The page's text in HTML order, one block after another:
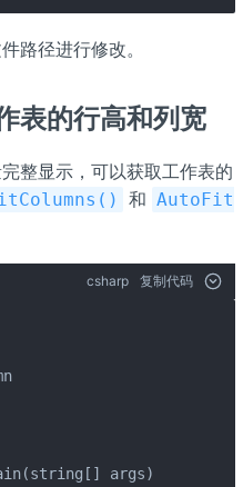
路径进行修改。
表的行高和列宽
整显示，可以获取工作表的
​ 和 ​ ​AutoFit
csharp 复制代码
args)